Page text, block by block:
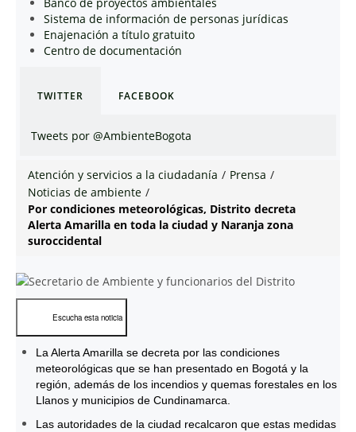
Sistema de información de personas jurídicas
Enajenación a título gratuito
Centro de documentación
TWITTER FACEBOOK
Tweets por @AmbienteBogota
Atención y servicios a la ciudadanía / Prensa /
Noticias de ambiente /
Por condiciones meteorológicas, Distrito decreta
Alerta Amarilla en toda la ciudad y Naranja zona
suroccidental
Escucha esta noticia
La Alerta Amarilla se decreta por las condiciones
meteorológicas que se han presentado en Bogotá y la
región, además de los incendios y quemas forestales en los
Llanos y municipios de Cundinamarca.
Las autoridades de la ciudad recalcaron que estas medidas